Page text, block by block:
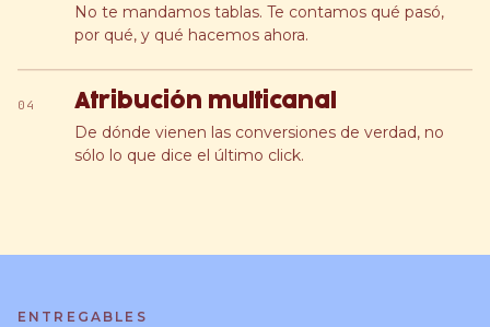
No te mandamos tablas. Te contamos qué pasó,
por qué, y qué hacemos ahora.
04 Atribución multicanal
De dónde vienen las conversiones de verdad, no
sólo lo que dice el último click.
ENTREGABLES